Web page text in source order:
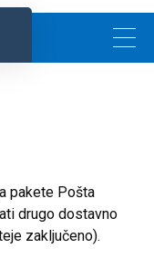
pakete Pošta
drugo dostavno
zaključeno).